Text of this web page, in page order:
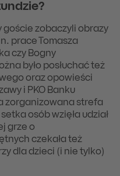
goście zobaczyli obrazy
prace Tomasza
czy Bogny
było posłuchać też
oraz opowieści
i PKO Banku
zorganizowana strefa
osób wzięła udział
grze o
czekała też
dla dzieci (i nie tylko)